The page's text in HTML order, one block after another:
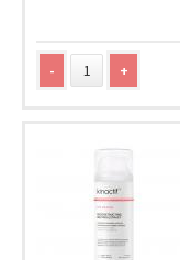
- +